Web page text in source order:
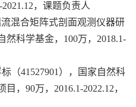
2021.12，课题负责人
混合矩阵式剖面观测仪器研
然科学基金， 100万， 2018.1-
（41527901 ），国家自然科
目， 90万， 2016.1-2022.12，